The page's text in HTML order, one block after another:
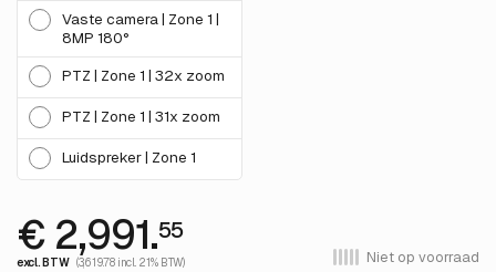
Vaste camera | Zone 1 |
8MP 180°
PTZ | Zone 1 | 32x zoom
PTZ | Zone 1 | 31x zoom
Luidspreker | Zone 1
€ 2,991.55
excl. BTW (3,619.78 incl. 21% BTW) Niet op voorraad